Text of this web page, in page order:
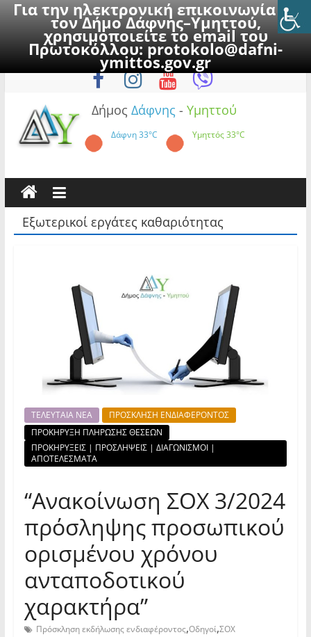
Για την ηλεκτρονική επικοινωνία με
τον Δήμο Δάφνης–Υμηττού,
χρησιμοποιείτε το email του
Πρωτοκόλλου:protokolo@dafni-
ymittos.gov.gr
to
Κυριακή, 9 Αυγούστου 2026
Δήμος Δάφνης - Υμηττού
Δάφνη33°C Υμηττός33°C
Εξωτερικοί εργάτες καθαριότητας
ΤΕΛΕΥΤΑΙΑ ΝΕΑ
ΠΡΟΣΚΛΗΣΗ ΕΝΔΙΑΦΕΡΟΝΤΟΣ
ΠΡΟΚΗΡΥΞΗ ΠΛΗΡΩΣΗΣ ΘΕΣΕΩΝ
ΠΡΟΚΗΡΥΞΕΙΣ | ΠΡΟΣΛΗΨΕΙΣ | ΔΙΑΓΩΝΙΣΜΟΙ |
ΑΠΟΤΕΛΕΣΜΑΤΑ
“Ανακοίνωση ΣΟΧ 3/2024
πρόσληψης προσωπικού
ορισμένου χρόνου
ανταποδοτικού
χαρακτήρα”
Πρόσκληση εκδήλωσης ενδιαφέροντος,Οδηγοί,ΣΟΧ